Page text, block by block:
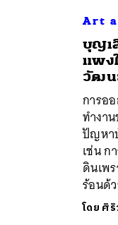
Art
บุญเ
แพง
วัฒน
การอ
ทำงา
ปัญหา
เช่น
ดินเพ
ร้อนด้
โดย ศิ